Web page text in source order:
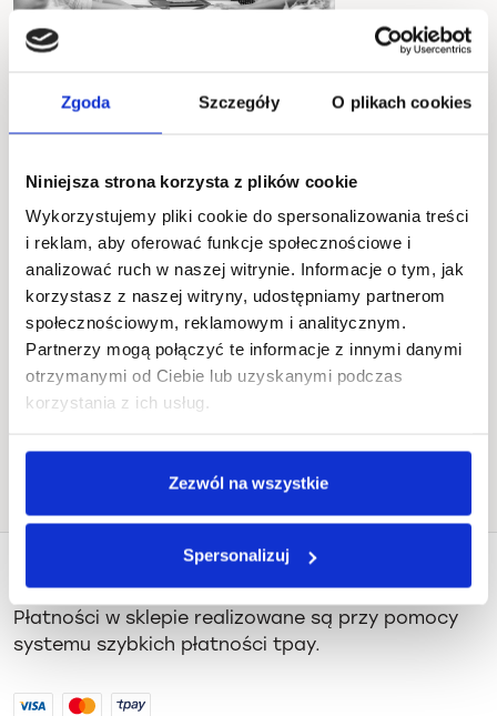
Zgoda Szczegóły O plikach cookies
Niniejsza strona korzysta z plików cookie
Wykorzystujemy pliki cookie do spersonalizowania treści
i reklam, aby oferować funkcje społecznościowe i
analizować ruch w naszej witrynie. Informacje o tym, jak
korzystasz z naszej witryny, udostępniamy partnerom
społecznościowym, reklamowym i analitycznym.
Partnerzy mogą połączyć te informacje z innymi danymi
otrzymanymi od Ciebie lub uzyskanymi podczas
korzystania z ich usług.
Zezwól na wszystkie
Spersonalizuj
11:00
od 49 zł
Sztuka Wyboru, Juliusza Słowackiego
19, Gdańsk
Jak dojechać
Płatności i dostawa
Płatności w sklepie realizowane są przy pomocy
systemu szybkich płatności tpay.